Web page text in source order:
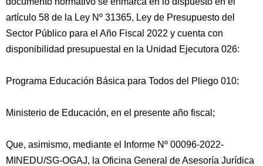
artículo 58 de la Ley Nº 31365, Ley de Presupuesto del
Sector Público para el Año Fiscal 2022 y cuenta con
disponibilidad presupuestal en la Unidad Ejecutora 026:
Programa Educación Básica para Todos del Pliego 010:
Ministerio de Educación, en el presente año fiscal;
Que, asimismo, mediante el Informe Nº 00096-2022-
MINEDU/SG-OGAJ, la Oficina General de Asesoría Jurídica